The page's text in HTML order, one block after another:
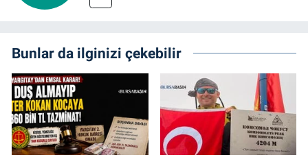
Bunlar da ilginizi çekebilir